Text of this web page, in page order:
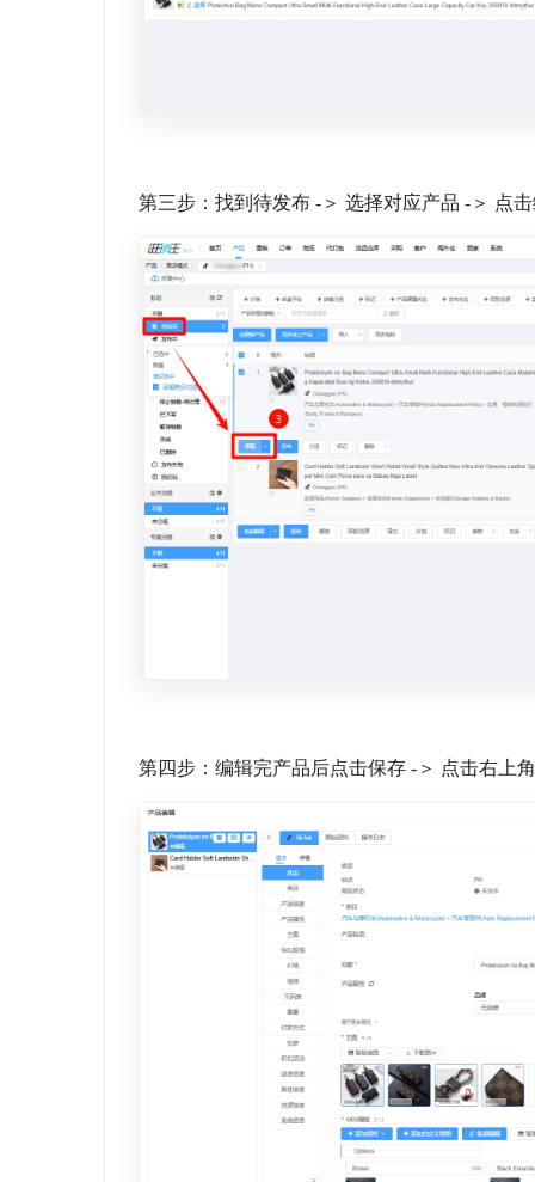
第三步：找到待发布 -＞ 选择对应产品 -＞ 点
第四步：编辑完产品后点击保存 -＞ 点击右上